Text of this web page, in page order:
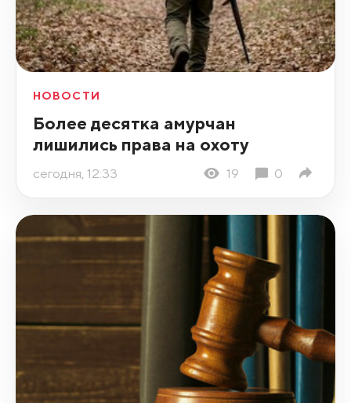
НОВОСТИ
Более десятка амурчан
лишились права на охоту
сегодня, 12:33 19 0